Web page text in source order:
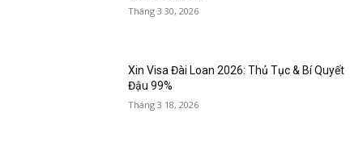
Tháng 3 30, 2026
Xin Visa Đài Loan 2026: Thủ Tục & Bí Quyết
Đậu 99%
Tháng 3 18, 2026